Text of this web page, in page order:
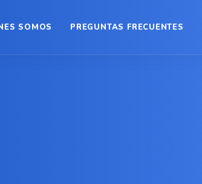
SOMOS PREGUNTAS FRECUENTES